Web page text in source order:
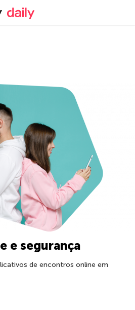
Blog oficial da Kaspersky
e segurança
de encontros online em